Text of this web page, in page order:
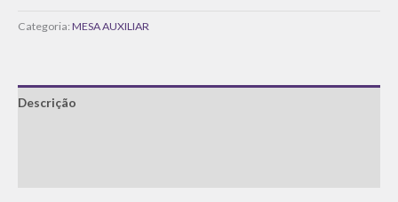
Categoria: MESA AUXILIAR
Descrição